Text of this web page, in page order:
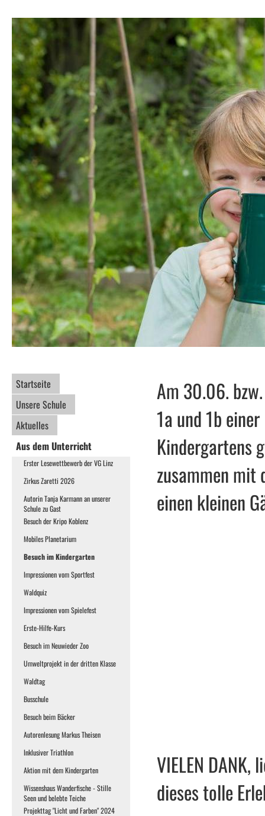
Startseite
Unsere Schule
Aktuelles
Aus dem Unterricht
Erster Lesewettbewerb der VG Linz
Zirkus Zaretti 2026
Autorin Tanja Karmann an unserer
Schule zu Gast
Besuch der Kripo Koblenz
Mobiles Planetarium
Besuch im Kindergarten
Impressionen vom Sportfest
Waldquiz
Impressionen vom Spielefest
Erste-Hilfe-Kurs
Besuch im Neuwieder Zoo
Umweltprojekt in der dritten Klasse
Waldtag
Busschule
Besuch beim Bäcker
Autorenlesung Markus Theisen
Inklusiver Triathlon
Aktion mit dem Kindergarten
Wissenshaus Wanderfische - Stille
Seen und belebte Teiche
Projekttag "Licht und Farben" 2024
Am 30.06.
1a und 1b
Kindergartens
zusammen mit
einen kleinen
VIELEN
dieses tolle